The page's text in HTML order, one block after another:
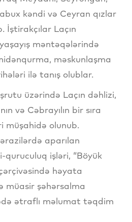
kəndi və Ceyran qızlar
İştirakçılar Laçın
məntəqələrində
məskunlaşma
ilə tanış olublar.
üzərində Laçın dəhlizi,
və Cəbrayılın bir sıra
müşahidə olunub.
aparılan
quruculuq işləri, “Böyük
həyata
müasir şəhərsalma
ətraflı məlumat təqdim